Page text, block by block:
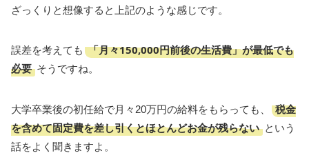
ざっくりと想像すると上記のような感じです。
誤差を考えても 「月々150,000円前後の生活費」が最低でも
必要 そうですね。
大学卒業後の初任給で月々20万円の給料をもらっても、
税金
を含めて固定費を差し引くとほとんどお金が残らない という
話をよく聞きますよ。